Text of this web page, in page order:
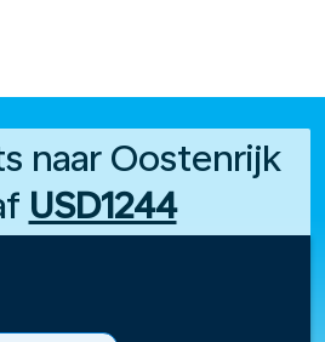
naar Oostenrijk
USD1244